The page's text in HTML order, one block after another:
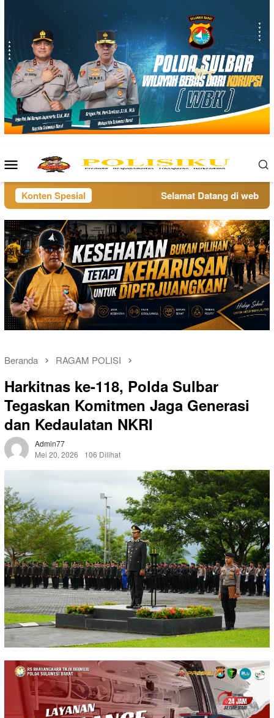
Menu
Mobile
Konten Spesial Selamat Datang di website
Beranda RAGAM POLISI
Harkitnas ke-118, Polda Sulbar
Tegaskan Komitmen Jaga Generasi
dan Kedaulatan NKRI
Admin77
Mei 20, 2026
106 Dilihat